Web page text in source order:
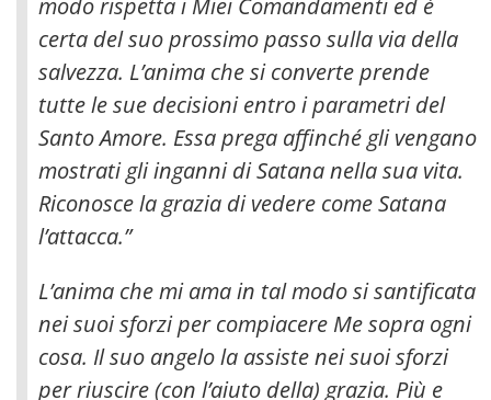
certa del suo prossimo passo sulla via della
salvezza. L’anima che si converte prende
tutte le sue decisioni entro i parametri del
Santo Amore. Essa prega affinché gli vengano
mostrati gli inganni di Satana nella sua vita.
Riconosce la grazia di vedere come Satana
l’attacca.”
L’anima che mi ama in tal modo si santificata
nei suoi sforzi per compiacere Me sopra ogni
cosa. Il suo angelo la assiste nei suoi sforzi
per riuscire (con l’aiuto della) grazia. Più e